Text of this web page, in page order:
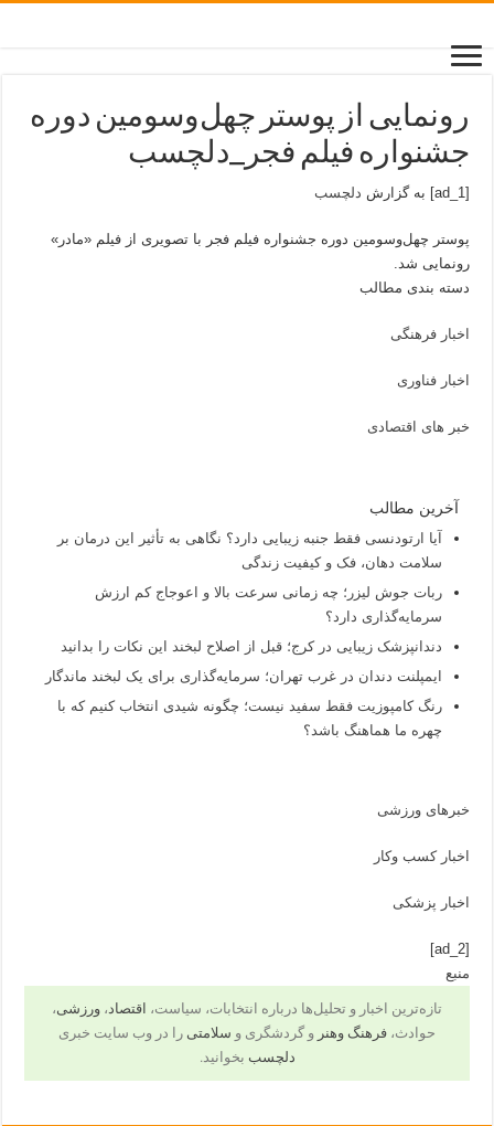
رونمایی از پوستر چهل‌وسومین دوره
جشنواره فیلم فجر_دلچسب
[ad_1] به گزارش دلچسب
پوستر چهل‌وسومین دوره جشنواره فیلم فجر با تصویری از فیلم «مادر»
رونمایی شد.
دسته بندی مطالب
اخبار فرهنگی
اخبار فناوری
خبر های اقتصادی
آخرین مطالب
آیا ارتودنسی فقط جنبه زیبایی دارد؟ نگاهی به تأثیر این درمان بر
سلامت دهان، فک و کیفیت زندگی
ربات جوش لیزر؛ چه زمانی سرعت بالا و اعوجاج کم ارزش
سرمایه‌گذاری دارد؟
دندانپزشک زیبایی در کرج؛ قبل از اصلاح لبخند این نکات را بدانید
ایمپلنت دندان در غرب تهران؛ سرمایه‌گذاری برای یک لبخند ماندگار
رنگ کامپوزیت فقط سفید نیست؛ چگونه شیدی انتخاب کنیم که با
چهره ما هماهنگ باشد؟
خبرهای ورزشی
اخبار کسب وکار
اخبار پزشکی
[ad_2]
منبع
تازه‌ترین اخبار و تحلیل‌ها درباره انتخابات، سیاست، اقتصاد، ورزشی،
حوادث، فرهنگ وهنر و گردشگری و سلامتی را در وب سایت خبری
دلچسب بخوانید.